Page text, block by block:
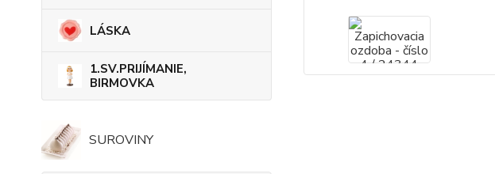
LÁSKA
1.SV.PRIJÍMANIE,
BIRMOVKA
SUROVINY